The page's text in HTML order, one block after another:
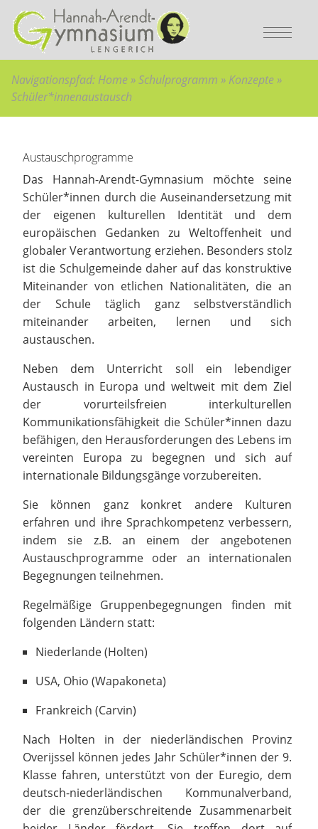
Bitte wählen Sie:
zur Hauptnavigation
Hauptnavigation überspringen
zum Hauptinhalt
zum Inhaltsverzeichnis
Sie sind hier:
Home »
Schulprogramm»
Konzepte»
Schüler*innenaustausch
Navigationspfad: Home»Schulprogramm » Konzepte»
Schüler*innenaustausch
Austauschprogramme
Das Hannah-Arendt-Gymnasium möchte seine
Schüler*innen durch die Auseinandersetzung mit
der eigenen kulturellen Identität und dem
europäischen Gedanken zu Weltoffenheit und
globaler Verantwortung erziehen. Besonders stolz
ist die Schulgemeinde daher auf das konstruktive
Miteinander von etlichen Nationalitäten, die an
der Schule täglich ganz selbstverständlich
miteinander arbeiten, lernen und sich
austauschen.
Neben dem Unterricht soll ein lebendiger
Austausch in Europa und weltweit mit dem Ziel
der vorurteilsfreien interkulturellen
Kommunikationsfähigkeit die Schüler*innen dazu
befähigen, den Herausforderungen des Lebens im
vereinten Europa zu begegnen und sich auf
internationale Bildungsgänge vorzubereiten.
Sie können ganz konkret andere Kulturen
erfahren und ihre Sprachkompetenz verbessern,
indem sie z.B. an einem der angebotenen
Austauschprogramme oder an internationalen
Begegnungen teilnehmen.
Regelmäßige Gruppenbegegnungen finden mit
folgenden Ländern statt:
Niederlande (Holten)
USA, Ohio (Wapakoneta)
Frankreich (Carvin)
Nach Holten in der niederländischen Provinz
Overijssel können jedes Jahr Schüler*innen der 9.
Klasse fahren, unterstützt von der Euregio, dem
deutsch-niederländischen Kommunalverband,
der die grenzüberschreitende Zusammenarbeit